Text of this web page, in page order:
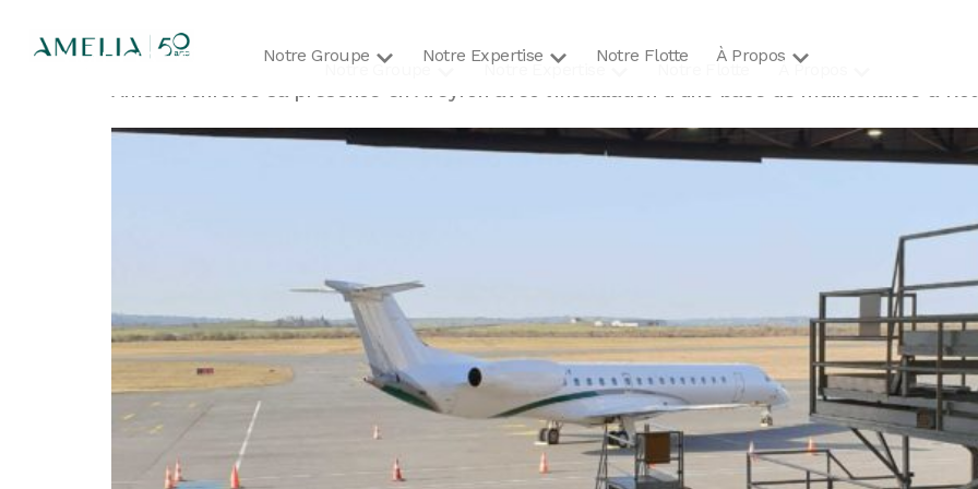
Notre Groupe Notre Expertise Notre Flotte À Propos
Notre Groupe Notre Expertise À Propos
Catégorie :